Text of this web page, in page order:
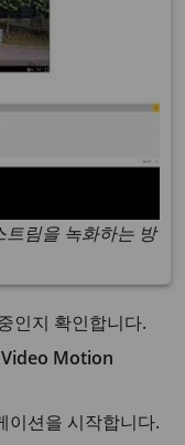
림을 녹화하는 방
인지 확인합니다.
Video Motion
이션을 시작합니다.